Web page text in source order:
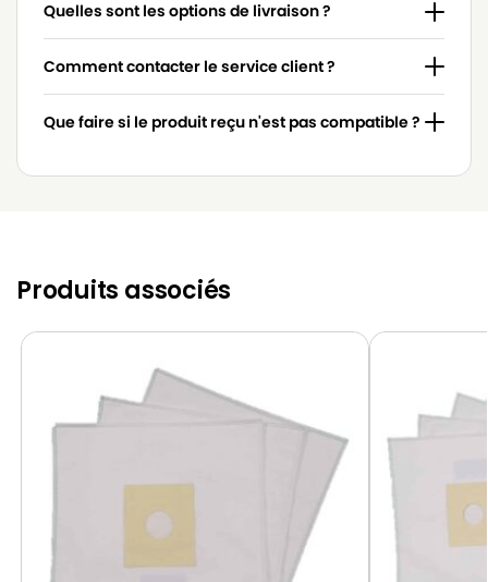
Quelles sont les options de livraison ?
Comment contacter le service client ?
Que faire si le produit reçu n'est pas compatible ?
Produits associés